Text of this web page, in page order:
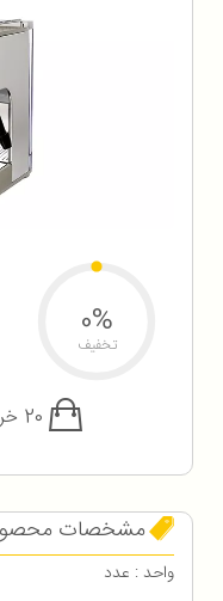
0%
تخفیف
مشخصات
واحد : عدد